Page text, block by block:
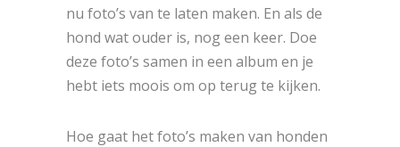
nu foto’s van te laten maken. En als de
hond wat ouder is, nog een keer. Doe
deze foto’s samen in een album en je
hebt iets moois om op terug te kijken.
Hoe gaat het foto’s maken van honden